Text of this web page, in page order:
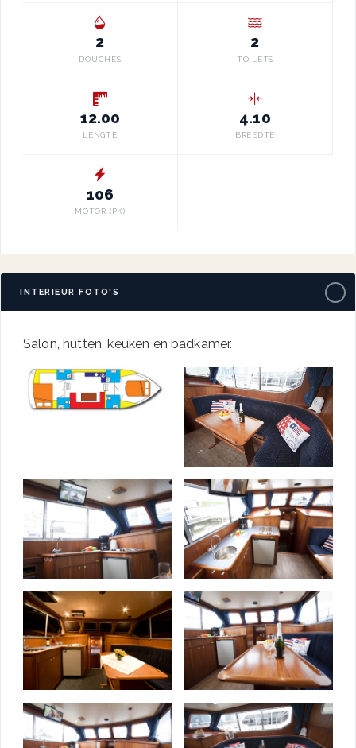
2
DOUCHES
2
TOILETS
12.00
LENGTE
4.10
BREEDTE
106
MOTOR (PK)
INTERIEUR FOTO'S −
Salon, hutten, keuken en badkamer.